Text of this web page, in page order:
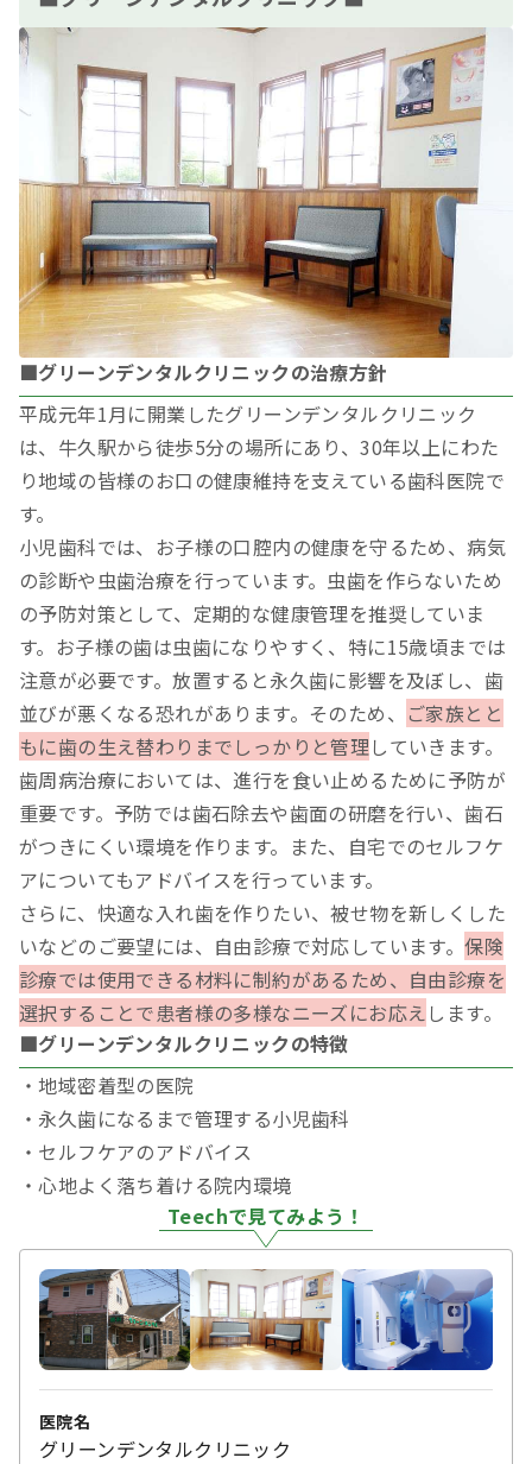
■グリーンデンタルクリニックの治療方針
平成元年1月に開業したグリーンデンタルクリニック
は、牛久駅から徒歩5分の場所にあり、30年以上にわた
り地域の皆様のお口の健康維持を支えている歯科医院で
す。
小児歯科では、お子様の口腔内の健康を守るため、病気
の診断や虫歯治療を行っています。虫歯を作らないため
の予防対策として、定期的な健康管理を推奨していま
す。お子様の歯は虫歯になりやすく、特に15歳頃までは
注意が必要です。放置すると永久歯に影響を及ぼし、歯
並びが悪くなる恐れがあります。そのため、 ご家族とと
もに歯の生え替わりまでしっかりと管理 していきます。
歯周病治療においては、進行を食い止めるために予防が
重要です。予防では歯石除去や歯面の研磨を行い、歯石
がつきにくい環境を作ります。また、自宅でのセルフケ
アについてもアドバイスを行っています。
さらに、快適な入れ歯を作りたい、被せ物を新しくした
いなどのご要望には、自由診療で対応しています。保険
診療では使用できる材料に制約があるため、自由診療を
選択することで患者様の多様なニーズにお応え します。
■グリーンデンタルクリニックの特徴
・地域密着型の医院
・永久歯になるまで管理する小児歯科
・セルフケアのアドバイス
・心地よく落ち着ける院内環境
Teechで見てみよう！
医院名
グリーンデンタルクリニック